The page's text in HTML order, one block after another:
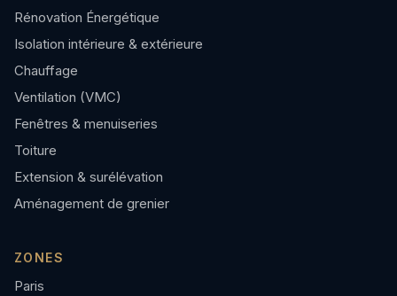
Rénovation Énergétique
Isolation intérieure & extérieure
Chauffage
Ventilation (VMC)
Fenêtres & menuiseries
Toiture
Extension & surélévation
Aménagement de grenier
ZONES
Paris